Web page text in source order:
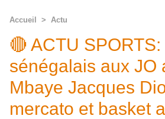
Accueil > Actu
🔴 ACTU
sénégalais aux JO
Mbaye Jacques
mercato et basket